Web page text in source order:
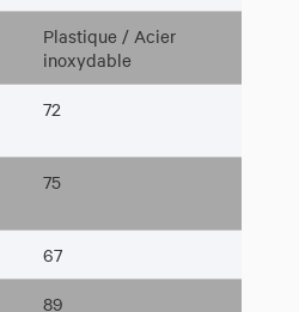
Plastique / Acier
inoxydable
72
75
67
89